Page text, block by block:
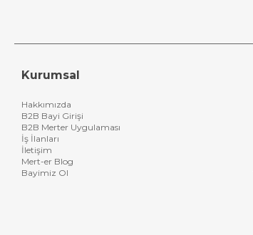
Kurumsal
Hakkımızda
B2B Bayi Girişi
B2B Merter Uygulaması
İş İlanları
İletişim
Mert-er Blog
Bayimiz Ol